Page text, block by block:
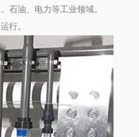
石油、电力等工业领域。
行。